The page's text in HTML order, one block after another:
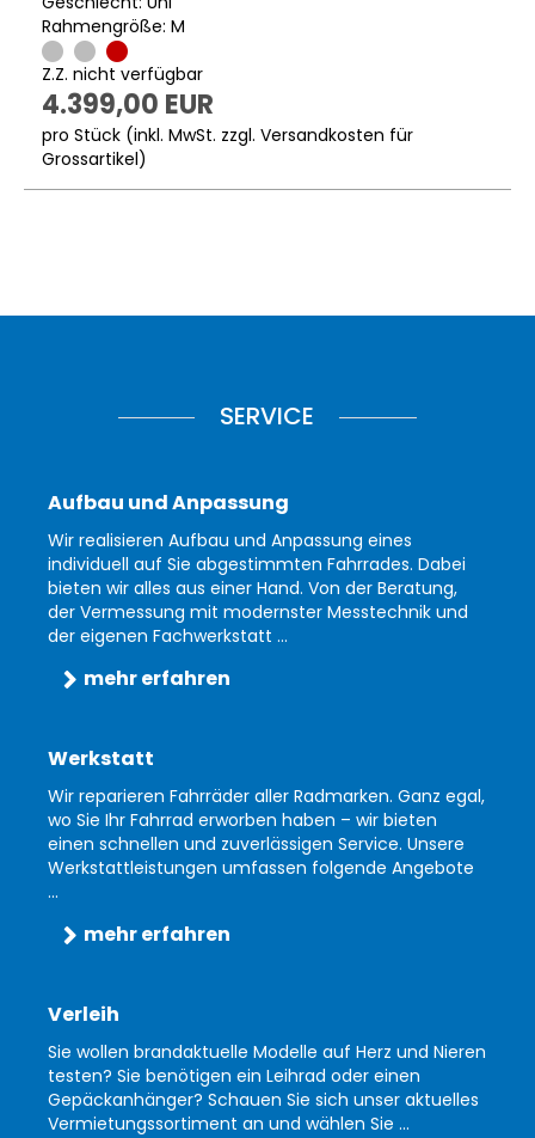
Rahmengröße: M
Z.Z. nicht verfügbar
4.399,00 EUR
pro Stück (inkl. MwSt. zzgl. Versandkosten für
Grossartikel)
SERVICE
Aufbau und Anpassung
Wir realisieren Aufbau und Anpassung eines
individuell auf Sie abgestimmten Fahrrades. Dabei
bieten wir alles aus einer Hand. Von der Beratung,
der Vermessung mit modernster Messtechnik und
der eigenen Fachwerkstatt ...
mehr erfahren
Werkstatt
Wir reparieren Fahrräder aller Radmarken. Ganz egal,
wo Sie Ihr Fahrrad erworben haben – wir bieten
einen schnellen und zuverlässigen Service. Unsere
Werkstattleistungen umfassen folgende Angebote
...
mehr erfahren
Verleih
Sie wollen brandaktuelle Modelle auf Herz und Nieren
testen? Sie benötigen ein Leihrad oder einen
Gepäckanhänger? Schauen Sie sich unser aktuelles
Vermietungssortiment an und wählen Sie ...